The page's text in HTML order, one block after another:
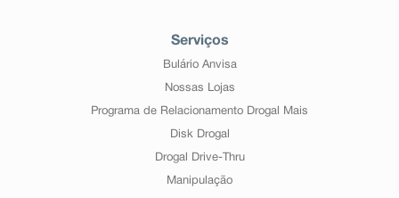
Serviços
Bulário Anvisa
Nossas Lojas
Programa de Relacionamento Drogal Mais
Disk Drogal
Drogal Drive-Thru
Manipulação